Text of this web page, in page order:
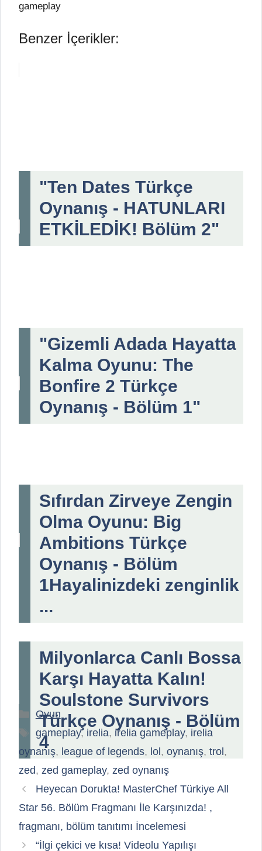
gameplay
Benzer İçerikler:
"Ten Dates Türkçe
Oynanış - HATUNLARI
ETKİLEDİK! Bölüm 2"
"Gizemli Adada Hayatta
Kalma Oyunu: The
Bonfire 2 Türkçe
Oynanış - Bölüm 1"
Sıfırdan Zirveye Zengin
Olma Oyunu: Big
Ambitions Türkçe
Oynanış - Bölüm
1Hayalinizdeki zenginlik
...
Milyonlarca Canlı Bossa
Karşı Hayatta Kalın!
Soulstone Survivors
Türkçe Oynanış - Bölüm
4
Kategoriler
Oyun
Etiketler
gameplay, irelia, irelia gameplay, irelia
oynanış, league of legends, lol , oynanış, trol ,
zed, zed gameplay, zed oynanış
Heyecan Dorukta! MasterChef Türkiye All
Star 56. Bölüm Fragmanı İle Karşınızda! ,
fragmanı, bölüm tanıtımı İncelemesi
“İlgi çekici ve kısa! Videolu Yapılışı